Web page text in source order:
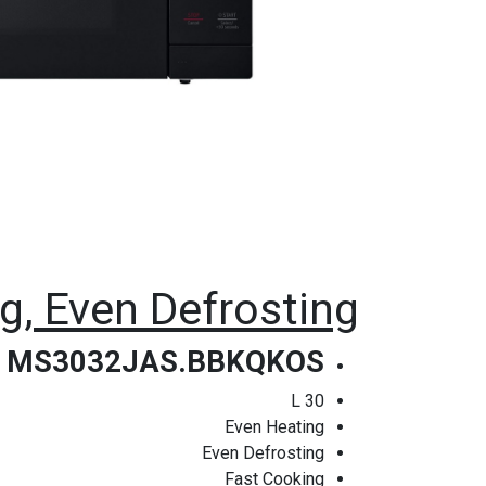
Even Defrosting
MS3032JAS.BBKQKOS
30 L
Even Heating
Even Defrosting
Fast Cooking